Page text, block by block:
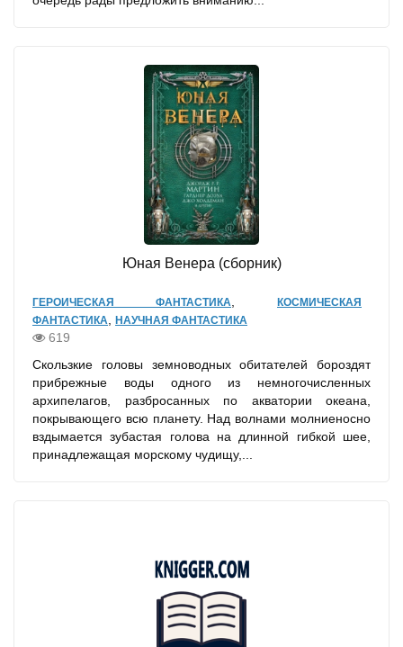
Юная Венера (сборник)
ГЕРОИЧЕСКАЯ ФАНТАСТИКА
КОСМИЧЕСКАЯ
ФАНТАСТИКА НАУЧНАЯ ФАНТАСТИКА
619
Скользкие головы земноводных обитателей бороздят
прибрежные воды одного из немногочисленных
архипелагов, разбросанных по акватории океана,
покрывающего всю планету. Над волнами молниеносно
вздымается зубастая голова на длинной гибкой шее,
принадлежащая морскому чудищу,...